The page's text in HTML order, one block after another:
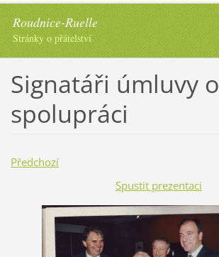
Roudnice-Ruelle
Stránky o přátelství
Signatáři úmluvy o
spolupráci
Předchozí
Spustit prezentaci